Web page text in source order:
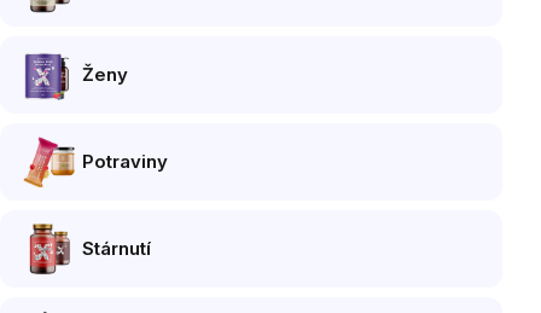
Ženy
Potraviny
Stárnutí